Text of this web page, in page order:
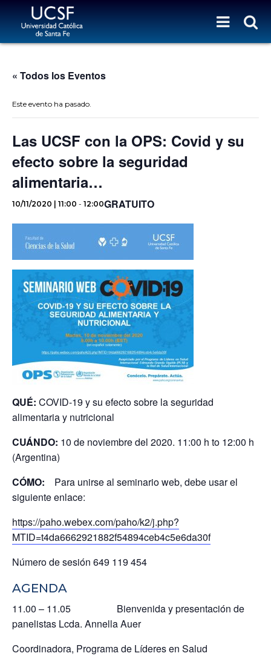
« Todos los Eventos
Este evento ha pasado.
Las UCSF con la OPS: Covid y su
efecto sobre la seguridad
alimentaria…
10/11/2020 | 11:00 - 12:00GRATUITO
QUÉ: COVID-19 y su efecto sobre la seguridad
alimentaria y nutricional
CUÁNDO: 10 de noviembre del 2020. 11:00 h to 12:00 h
(Argentina)
CÓMO: Para unirse al seminario web, debe usar el
siguiente enlace:
https://paho.webex.com/paho/k2/j.php?
MTID=t4da6662921882f54894ceb4c5e6da30f
Número de sesión 649 119 454
AGENDA
11.00 – 11.05 Bienvenida y presentación de
panelistas Lcda. Annella Auer
Coordinadora, Programa de Líderes en Salud